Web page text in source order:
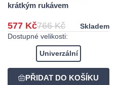
krátkým rukávem
577 Kč766 Kč
Skladem
Dostupné velikosti:
Univerzální